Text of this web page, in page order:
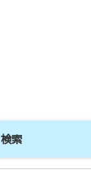
検索